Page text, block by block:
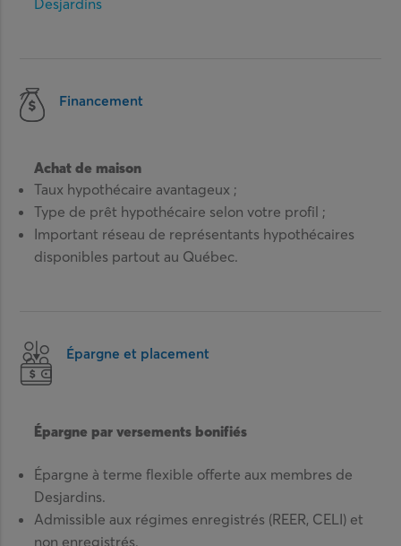
Financement
Achat de maison
Taux hypothécaire avantageux ;
Type de prêt hypothécaire selon votre profil ;
Important réseau de représentants hypothécaires
disponibles partout au Québec.
Épargne et placement
Épargne par versements bonifiés
Épargne à terme flexible offerte aux membres de
Desjardins.
Admissible aux régimes enregistrés (REER, CELI) et
non enregistrés.